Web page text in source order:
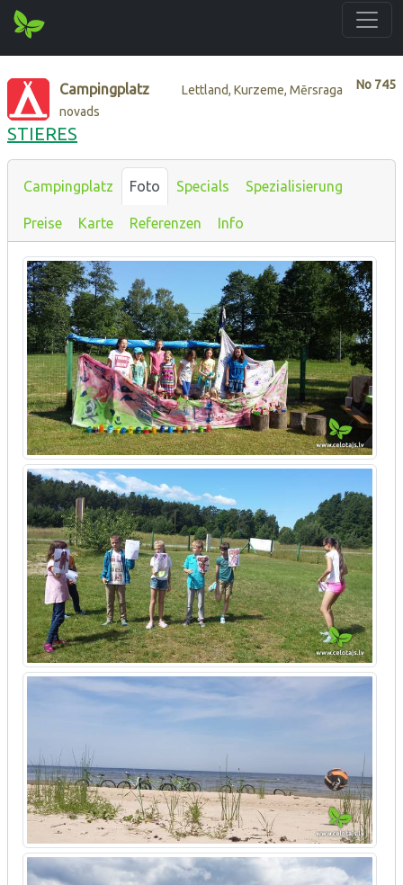
No 745
Campingplatz
Lettland, Kurzeme, Mērsraga
novads
STIERES
Campingplatz Foto Specials Spezialisierung
Preise Karte Referenzen Info